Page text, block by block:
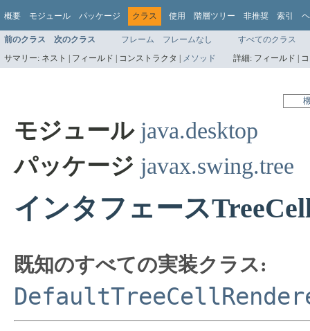
概要 モジュール パッケージ クラス 使用 階層ツリー 非推奨 索引
前のクラス 次のクラス フレーム フレームなし
すべてのクラス
サマリー: ネスト | フィールド | コンストラクタ | メソッド 詳細: フィールド |
モジュール java.desktop
パッケージ javax.swing.tree
インタフェース
既知のすべての実装クラス: